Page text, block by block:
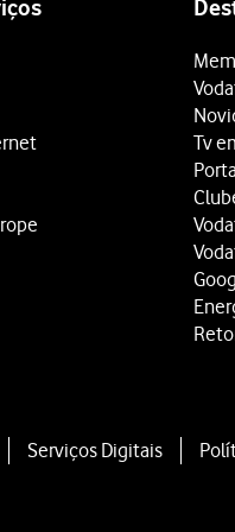
o ícone de
as indicações
Tv
Serviços Digitais